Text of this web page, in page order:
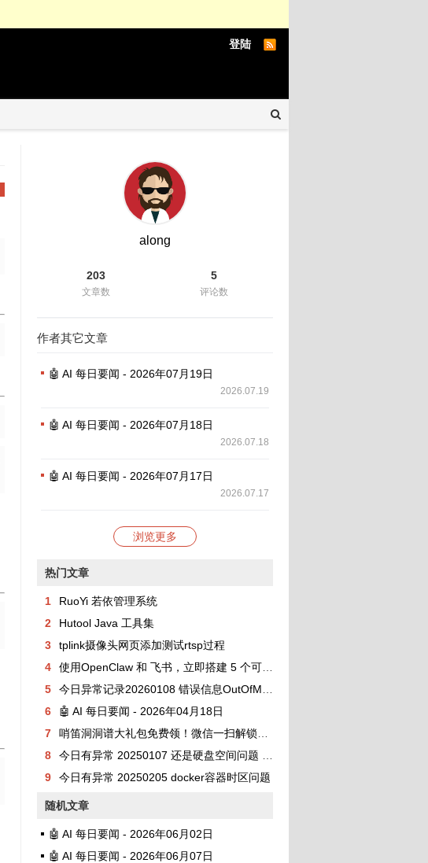
登陆
along
203
文章数
5
评论数
作者其它文章
🤖 AI 每日要闻 - 2026年07月19日
2026.07.19
🤖 AI 每日要闻 - 2026年07月18日
2026.07.18
🤖 AI 每日要闻 - 2026年07月17日
2026.07.17
浏览更多
热门文章
1
RuoYi 若依管理系统
2
Hutool Java 工具集
3
tplink摄像头网页添加测试rtsp过程
4
使用OpenClaw 和 飞书，立即搭建 5 个可协作的 AI 助理团队
5
今日异常记录20260108 错误信息OutOfMemoryError: unable to create new native thread
6
🤖 AI 每日要闻 - 2026年04月18日
7
哨笛洞洞谱大礼包免费领！微信一扫解锁百首曲谱
8
今日有异常 20250107 还是硬盘空间问题 No space left on device
9
今日有异常 20250205 docker容器时区问题
随机文章
🤖 AI 每日要闻 - 2026年06月02日
🤖 AI 每日要闻 - 2026年06月07日